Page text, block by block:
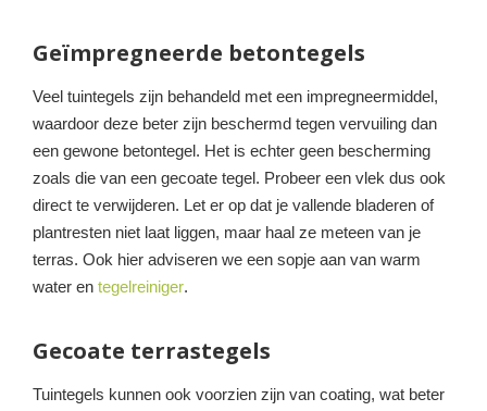
Geïmpregneerde betontegels
Veel tuintegels zijn behandeld met een impregneermiddel,
waardoor deze beter zijn beschermd tegen vervuiling dan
een gewone betontegel. Het is echter geen bescherming
zoals die van een gecoate tegel. Probeer een vlek dus ook
direct te verwijderen. Let er op dat je vallende bladeren of
plantresten niet laat liggen, maar haal ze meteen van je
terras. Ook hier adviseren we een sopje aan van warm
water en tegelreiniger.
Gecoate terrastegels
Tuintegels kunnen ook voorzien zijn van coating, wat beter